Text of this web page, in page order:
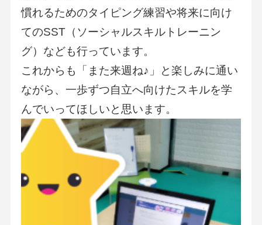
慣れるためのタイピング練習や将来に向け
てのSST（ソーシャルスキルトレーニン
グ）なども行っています。
これからも「また来週ね♪」と楽しみに通い
ながら、一歩ずつ自立へ向けたスキルを学
んでいってほしいと思います。